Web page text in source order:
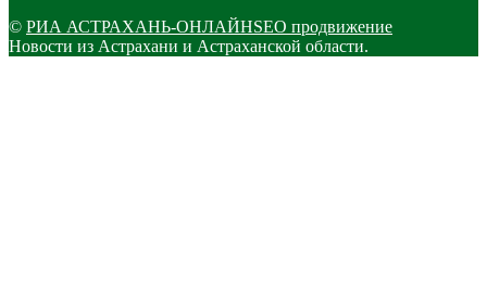
© РИА АСТРАХАНЬ-ОНЛАЙНSEO продвижение
Новости из Астрахани и Астраханской области.